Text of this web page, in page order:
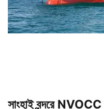
সাংহাই বন্দরে